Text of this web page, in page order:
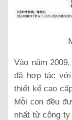
Vào năm
đã hợp tác
thiết kế cao
Mỗi con đều
nhất từ công